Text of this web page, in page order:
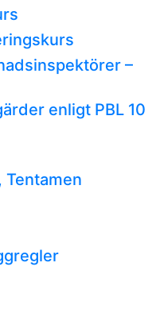
–
enligt PBL 10
Tentamen